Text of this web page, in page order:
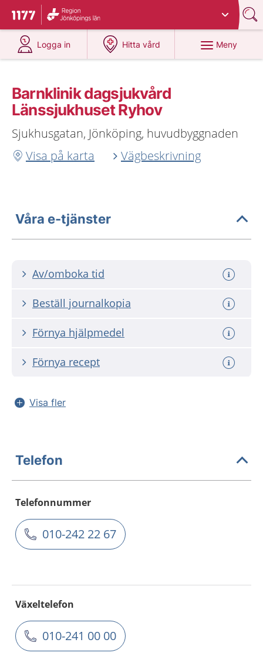
Till startsidan för 1177
Du har valt region
Logga in
på 1177.se
Hitta vård
på 1177.se
Meny
Barnklinik dagsjukvård
Länssjukhuset Ryhov
Sjukhusgatan, Jönköping, huvudbyggnaden
Visa på karta
Vägbeskrivning
Våra e-tjänster
Av/omboka tid
Beställ journalkopia
Förnya hjälpmedel
Förnya recept
Visa fler
Telefon
Telefonnummer
010-242 22 67
Växeltelefon
010-241 00 00